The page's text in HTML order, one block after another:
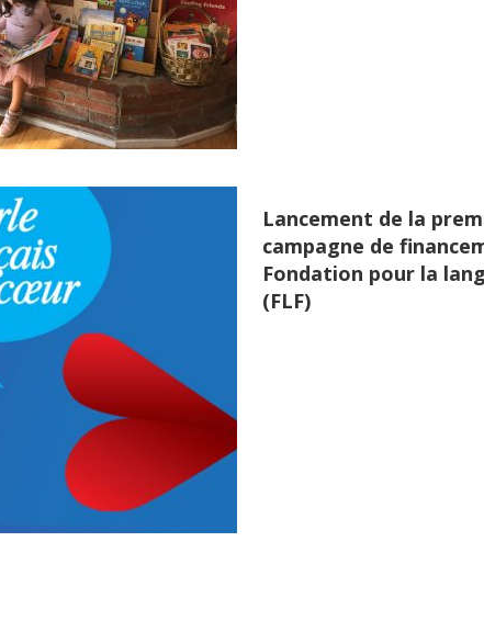
Lire +
Lire +
Lancement de la
campagne de
Fondation pour la
(FLF)